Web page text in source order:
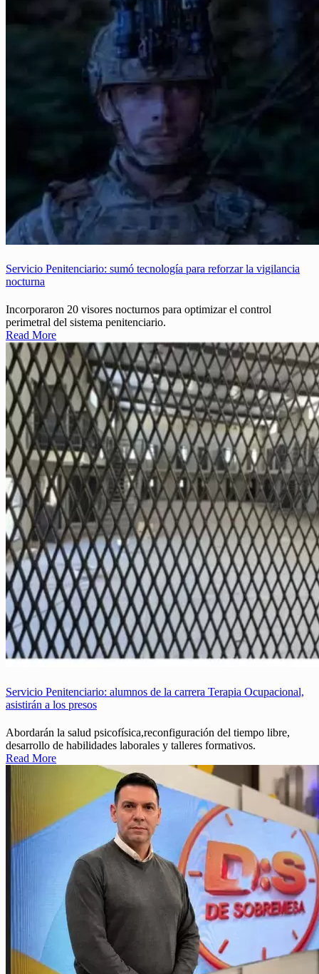
Servicio Penitenciario: sumó tecnología para reforzar la vigilancia
nocturna
Incorporaron 20 visores nocturnos para optimizar el control
perimetral del sistema penitenciario.
Read More
Servicio Penitenciario: alumnos de la carrera Terapia Ocupacional,
asistirán a los presos
Abordarán la salud psicofísica,reconfiguración del tiempo libre,
desarrollo de habilidades laborales y talleres formativos.
Read More